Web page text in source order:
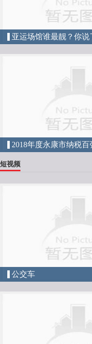
亚运场馆谁最靓？你说
2018年度永康市纳税
业表彰大会
短视频
公交车